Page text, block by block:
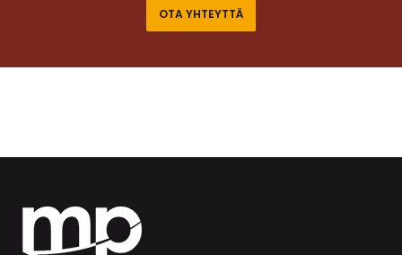
OTA YHTEYTTÄ